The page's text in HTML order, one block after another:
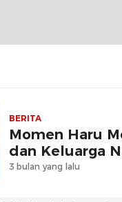
BERITA
Momen Haru
dan Keluarga
3 bulan yang lalu